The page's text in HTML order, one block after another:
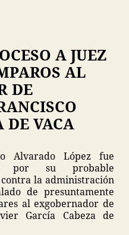
A JUEZ
AL
DE
DE VACA
Alvarado López fue
por su probable
la administración
de presuntamente
al exgobernador de
García Cabeza de